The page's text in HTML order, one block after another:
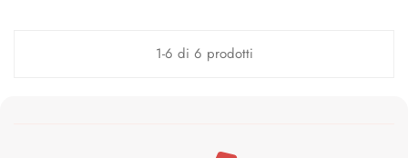
1-6 di 6 prodotti